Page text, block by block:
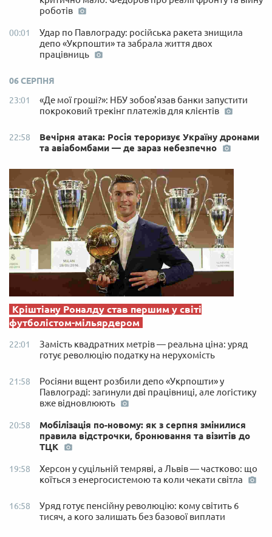
роботів
00:01
Удар по Павлограду: російська ракета знищила
депо «Укрпошти» та забрала життя двох
працівниць
06 СЕРПНЯ
23:01
«Де мої гроші?»: НБУ зобов'язав банки запустити
покроковий трекінг платежів для клієнтів
22:58
Вечірня атака: Росія тероризує Україну дронами
та авіабомбами — де зараз небезпечно
Кріштіану Роналду став першим у світі
футболістом-мільярдером
22:01
Замість квадратних метрів — реальна ціна: уряд
готує революцію податку на нерухомість
21:58
Росіяни вщент розбили депо «Укрпошти» у
Павлограді: загинули дві працівниці, але логістику
вже відновлюють
20:58
Мобілізація по-новому: як з серпня змінилися
правила відстрочки, бронювання та візитів до
ТЦК
19:58
Херсон у суцільній темряві, а Львів — частково: що
коїться з енергосистемою та коли чекати світла
16:58
Уряд готує пенсійну революцію: кому світить 6
тисяч, а кого залишать без базової виплати